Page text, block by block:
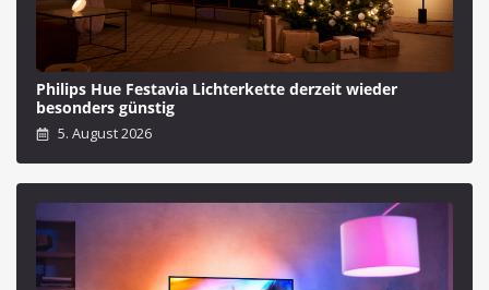
Philips Hue Festavia Lichterkette derzeit wieder
besonders günstig
5. August 2026